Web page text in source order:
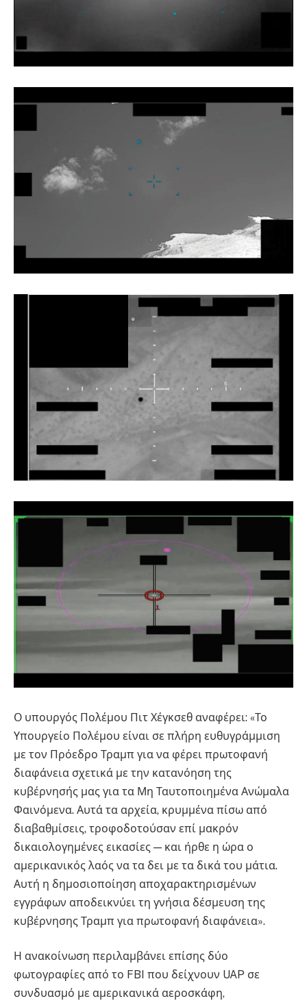
Ο υπουργός Πολέμου Πιτ Χέγκσεθ αναφέρει: «Το
Υπουργείο Πολέμου είναι σε πλήρη ευθυγράμμιση
με τον Πρόεδρο Τραμπ για να φέρει πρωτοφανή
διαφάνεια σχετικά με την κατανόηση της
κυβέρνησής μας για τα Μη Ταυτοποιημένα Ανώμαλα
Φαινόμενα. Αυτά τα αρχεία, κρυμμένα πίσω από
διαβαθμίσεις, τροφοδοτούσαν επί μακρόν
δικαιολογημένες εικασίες — και ήρθε η ώρα ο
αμερικανικός λαός να τα δει με τα δικά του μάτια.
Αυτή η δημοσιοποίηση αποχαρακτηρισμένων
εγγράφων αποδεικνύει τη γνήσια δέσμευση της
κυβέρνησης Τραμπ για πρωτοφανή διαφάνεια».
Η ανακοίνωση περιλαμβάνει επίσης δύο
φωτογραφίες από το FBI που δείχνουν UAP σε
συνδυασμό με αμερικανικά αεροσκάφη,